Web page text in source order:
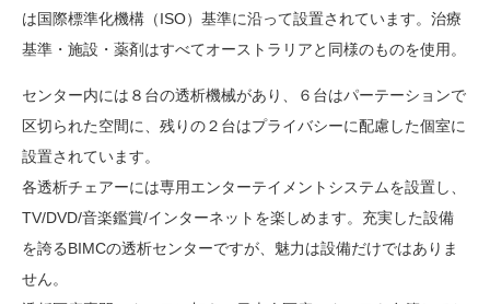
は国際標準化機構（ISO）基準に沿って設置されています。治療
基準・施設・薬剤はすべてオーストラリアと同様のものを使用。
センター内には８台の透析機械があり、６台はパーテーションで
区切られた空間に、残りの２台はプライバシーに配慮した個室に
設置されています。
各透析チェアーには専用エンターテイメントシステムを設置し、
TV/DVD/音楽鑑賞/インターネットを楽しめます。充実した設備
を誇るBIMCの透析センターですが、魅力は設備だけではありま
せん。